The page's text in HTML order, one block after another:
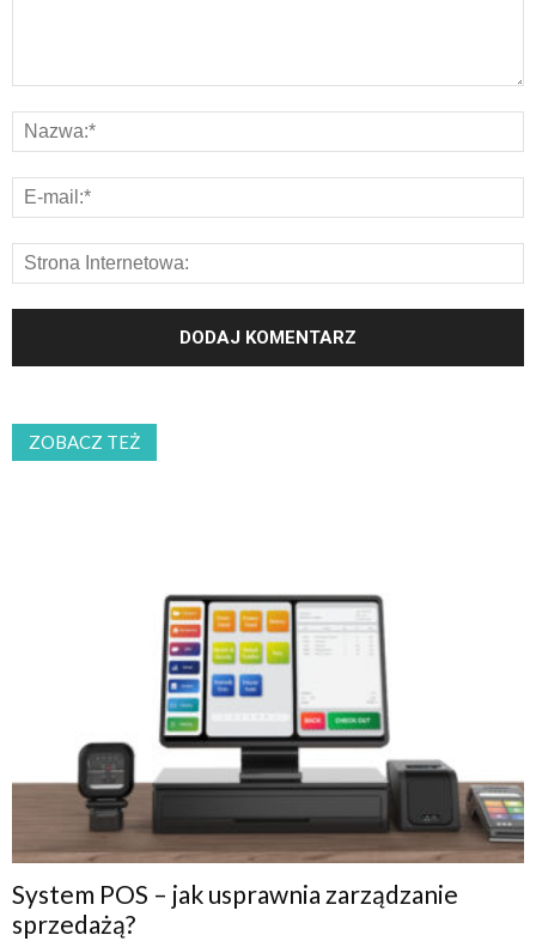
ZOBACZ TEŻ
System POS – jak usprawnia zarządzanie
sprzedażą?